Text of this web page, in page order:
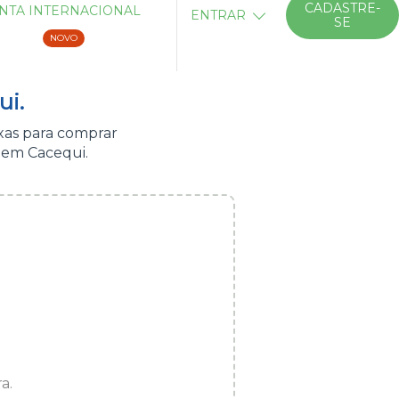
INTERNACIONAL
NOVO
ENTRAR
CADASTRE-
SE
para comprar
Cacequi.